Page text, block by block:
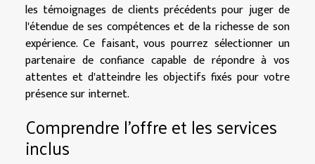
les témoignages de clients précédents pour juger de
l'étendue de ses compétences et de la richesse de son
expérience. Ce faisant, vous pourrez sélectionner un
partenaire de confiance capable de répondre à vos
attentes et d'atteindre les objectifs fixés pour votre
présence sur internet.
Comprendre l'offre et les services
inclus